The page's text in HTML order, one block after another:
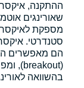
ההתקנה,
שאורינגים
מספקת
סטנדרטי.
הם מאפשרים
בהשוואה